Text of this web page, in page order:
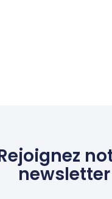
newsletter